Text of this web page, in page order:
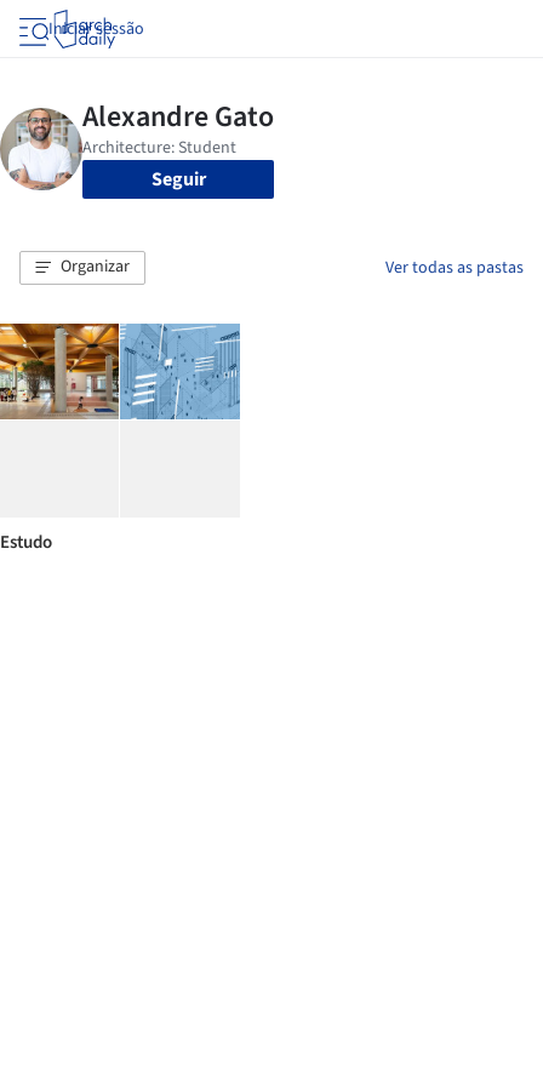
Iniciar sessão
Seguir
Organizar Ver todas as pastas
Estudo